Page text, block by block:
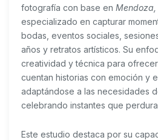
fotografía con base en
especializado en capturar
bodas, eventos sociales,
años y retratos artísticos. Su
creatividad y técnica para
cuentan historias con emoción y
adaptándose a las necesidades
celebrando instantes que
Este estudio destaca por su